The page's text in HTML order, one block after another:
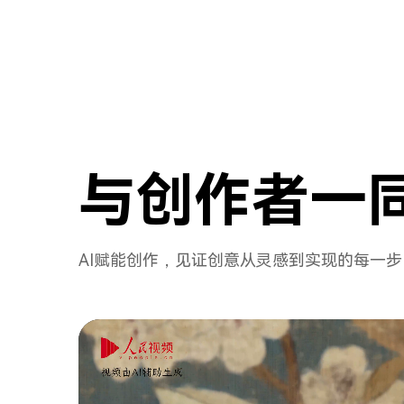
与创作者一
AI赋能创作，见证创意从灵感到实现的每一步